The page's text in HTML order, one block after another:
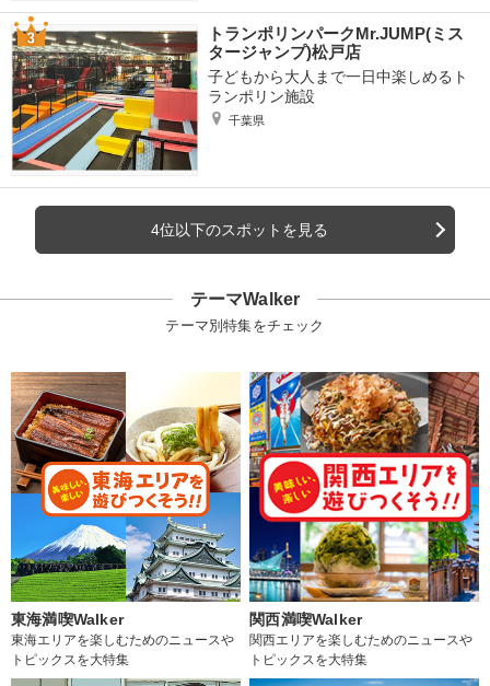
トランポリンパークMr.JUMP(ミス
タージャンプ)松戸店
子どもから大人まで一日中楽しめるト
ランポリン施設
千葉県
4位以下のスポットを見る
テーマWalker
テーマ別特集をチェック
東海満喫Walker
東海エリアを楽しむためのニュースや
トピックスを大特集
関西満喫Walker
関西エリアを楽しむためのニュースや
トピックスを大特集